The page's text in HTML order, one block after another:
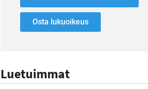
Osta lukuoikeus
Luetuimmat